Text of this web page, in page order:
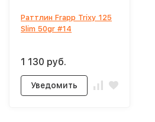
Раттлин Frapp Trixy 125
Slim 50gr #14
1 130 руб.
Уведомить